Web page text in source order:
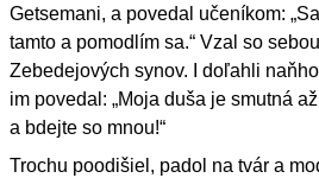
Getsemani, a povedal učeníkom:
tamto a pomodlím sa.“ Vzal so
Zebedejových synov. I doľahli
im povedal: „Moja duša je smutná
a bdejte so mnou!“
Trochu poodišiel, padol na tvár a